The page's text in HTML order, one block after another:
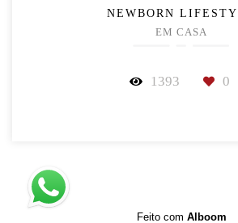
NEWBORN
EM CASA
1393 0
Feito com Alboom